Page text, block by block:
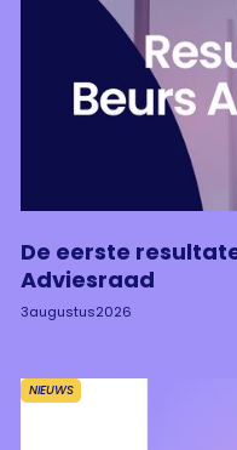
De eerste
Adviesraad
3augustus2026
NIEUWS